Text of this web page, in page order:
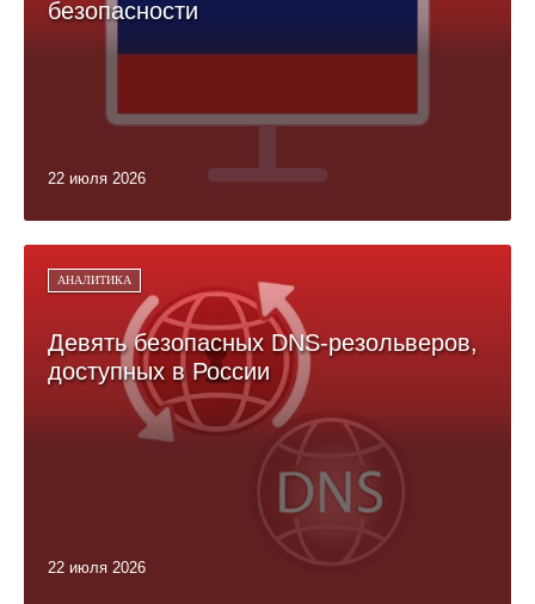
безопасности
22 июля 2026
АНАЛИТИКА
Девять безопасных DNS-резольверов,
доступных в России
22 июля 2026